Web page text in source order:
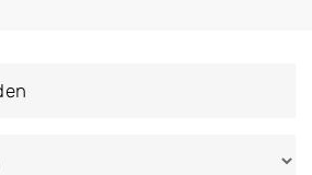
een vergoeding voor uw
sloperij in een andere plaats of